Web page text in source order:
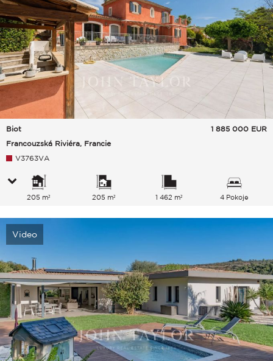
Biot
Francouzská Riviéra, Francie
1 885 000 EUR
V3763VA
205 m² 205 m² 1 462 m² 4 Pokoje
Video